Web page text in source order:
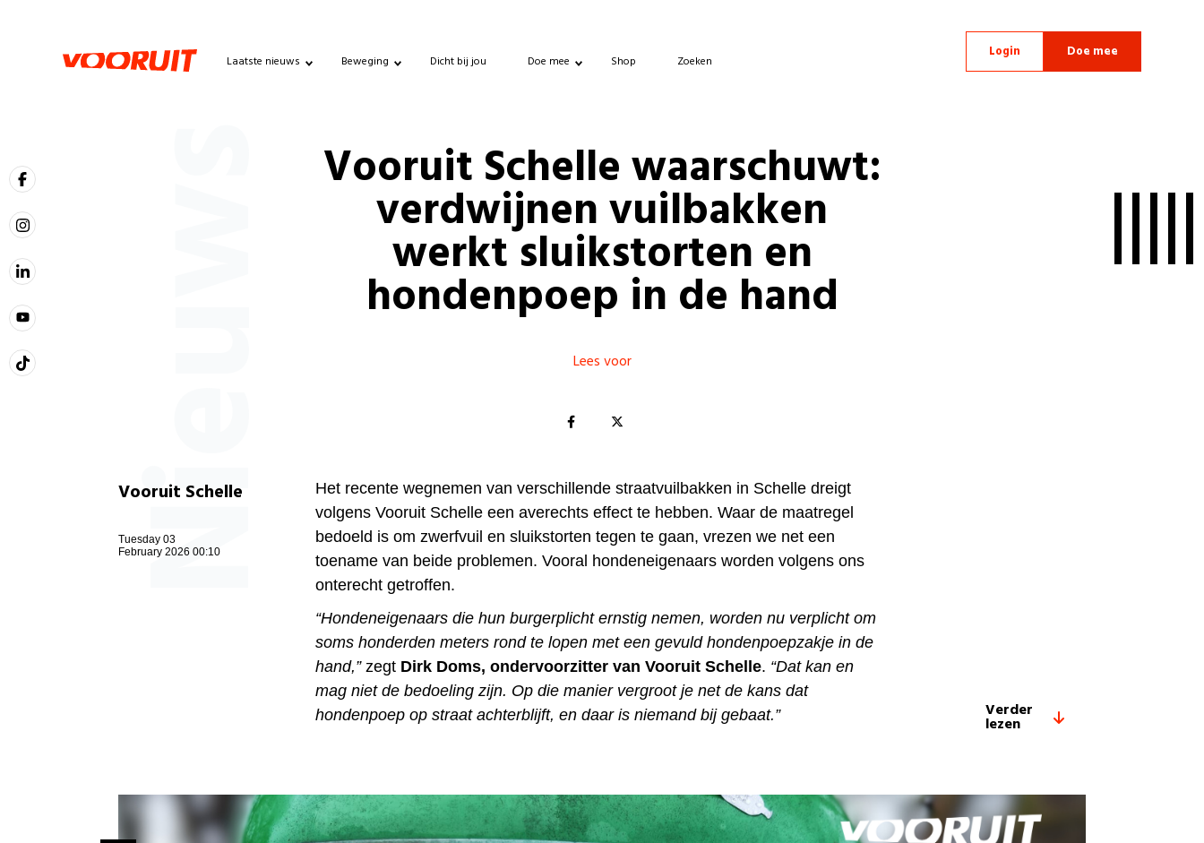
Laatste nieuws Beweging Dicht bij jou Doe mee Shop Zoeken
Login Doe mee
NieuwsVooruit Schelle waarschuwt:
verdwijnen vuilbakken
werkt sluikstorten en
hondenpoep in de hand
Lees voor
Vooruit Schelle
Tuesday 03
February 2026 00:10
Het recente wegnemen van verschillende straatvuilbakken in Schelle dreigt
volgens Vooruit Schelle een averechts effect te hebben. Waar de maatregel
bedoeld is om zwerfvuil en sluikstorten tegen te gaan, vrezen we net een
toename van beide problemen. Vooral hondeneigenaars worden volgens ons
onterecht getroffen.
“Hondeneigenaars die hun burgerplicht ernstig nemen, worden nu verplicht om
soms honderden meters rond te lopen met een gevuld hondenpoepzakje in de
hand,”zegt Dirk Doms, ondervoorzitter van Vooruit Schelle. “Dat kan en
mag niet de bedoeling zijn. Op die manier vergroot je net de kans dat
hondenpoep op straat achterblijft, en daar is niemand bij gebaat.”
Verder
lezen